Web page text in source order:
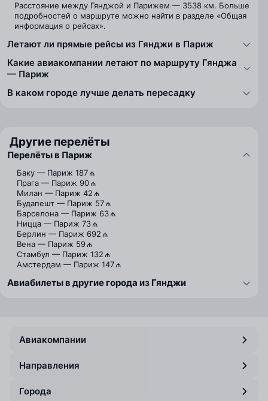
Расстояние между Гянджой и Парижем — 3538 км. Больше
подробностей о маршруте можно найти в разделе «Общая
информация о рейсах».
Летают ли прямые рейсы из Гянджи в Париж
Какие авиакомпании летают по маршруту Гянджа
— Париж
В каком городе лучше делать пересадку
Другие перелёты
Перелёты в Париж
Баку — Париж 187 ₼
Прага — Париж 90 ₼
Милан — Париж 42 ₼
Будапешт — Париж 57 ₼
Барселона — Париж 63 ₼
Ницца — Париж 73 ₼
Берлин — Париж 692 ₼
Вена — Париж 59 ₼
Стамбул — Париж 132 ₼
Амстердам — Париж 147 ₼
Авиабилеты в другие города из Гянджи
Авиакомпании
Направления
Города